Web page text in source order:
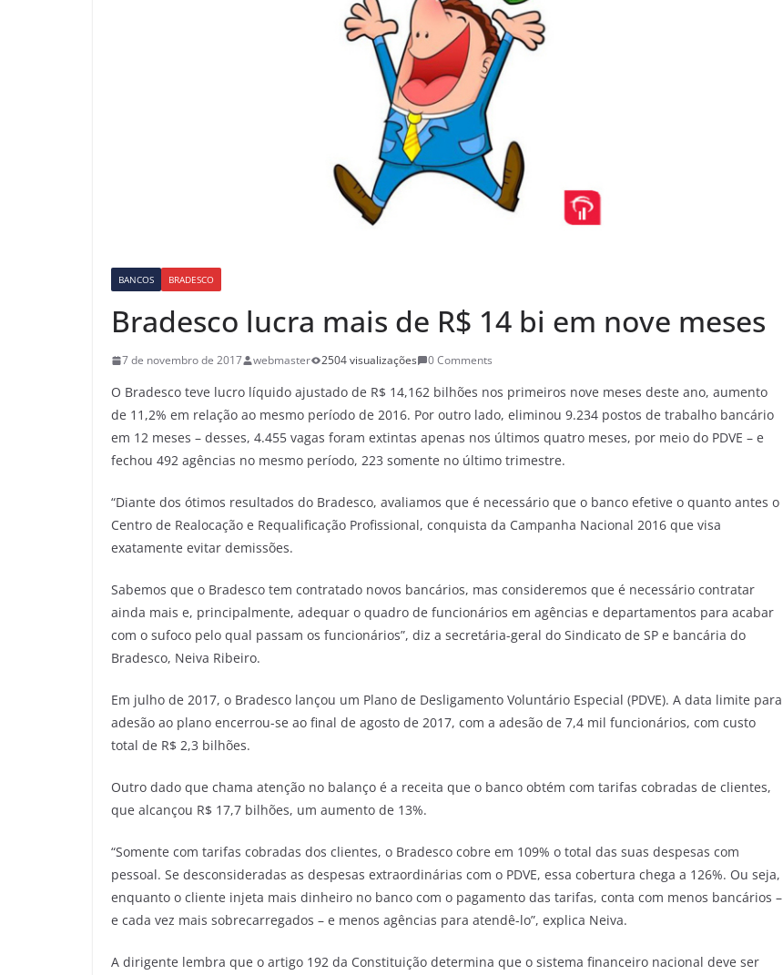
BANCOS BRADESCO
Bradesco lucra mais de R$ 14 bi em nove meses
7 de novembro de 2017 webmaster 2504 visualizações 0 Comments
O Bradesco teve lucro líquido ajustado de R$ 14,162 bilhões nos primeiros nove meses deste ano, aumento
de 11,2% em relação ao mesmo período de 2016. Por outro lado, eliminou 9.234 postos de trabalho bancário
em 12 meses – desses, 4.455 vagas foram extintas apenas nos últimos quatro meses, por meio do PDVE – e
fechou 492 agências no mesmo período, 223 somente no último trimestre.
“Diante dos ótimos resultados do Bradesco, avaliamos que é necessário que o banco efetive o quanto antes o
Centro de Realocação e Requalificação Profissional, conquista da Campanha Nacional 2016 que visa
exatamente evitar demissões.
Sabemos que o Bradesco tem contratado novos bancários, mas consideremos que é necessário contratar
ainda mais e, principalmente, adequar o quadro de funcionários em agências e departamentos para acabar
com o sufoco pelo qual passam os funcionários”, diz a secretária-geral do Sindicato de SP e bancária do
Bradesco, Neiva Ribeiro.
Em julho de 2017, o Bradesco lançou um Plano de Desligamento Voluntário Especial (PDVE). A data limite para
adesão ao plano encerrou-se ao final de agosto de 2017, com a adesão de 7,4 mil funcionários, com custo
total de R$ 2,3 bilhões.
Outro dado que chama atenção no balanço é a receita que o banco obtém com tarifas cobradas de clientes,
que alcançou R$ 17,7 bilhões, um aumento de 13%.
“Somente com tarifas cobradas dos clientes, o Bradesco cobre em 109% o total das suas despesas com
pessoal. Se desconsideradas as despesas extraordinárias com o PDVE, essa cobertura chega a 126%. Ou seja,
enquanto o cliente injeta mais dinheiro no banco com o pagamento das tarifas, conta com menos bancários –
e cada vez mais sobrecarregados – e menos agências para atendê-lo”, explica Neiva.
A dirigente lembra que o artigo 192 da Constituição determina que o sistema financeiro nacional deve ser